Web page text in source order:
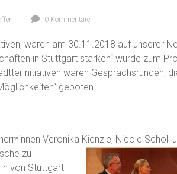
0 Kommentare
waren am 30.11.2018 auf unserer
in Stuttgart stärken“ wurde zum
waren Gesprächsrunden,
geboten.
Veronika Kienzle, Nicole Scholl
zu
von Stuttgart